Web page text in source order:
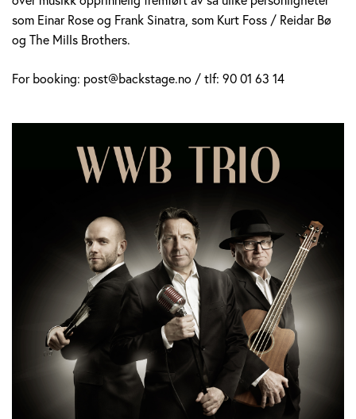
som Einar Rose og Frank Sinatra, som Kurt Foss / Reidar Bø
og The Mills Brothers.
For booking: post@backstage.no / tlf: 90 01 63 14